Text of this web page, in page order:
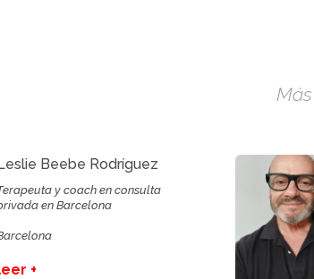
Beebe Rodríguez
y coach en consulta
en Barcelona
+